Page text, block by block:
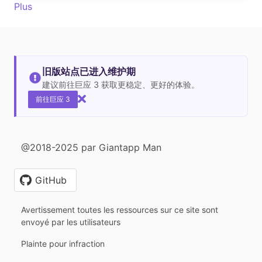
Plus
旧版站点已进入维护期
建议前往巨应 3 获取更稳定、更好的体验。
前往巨应 3
@2018-2025 par Giantapp Man
GitHub
Avertissement toutes les ressources sur ce site sont
envoyé par les utilisateurs
Plainte pour infraction